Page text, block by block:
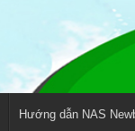
Hướng dẫn NAS